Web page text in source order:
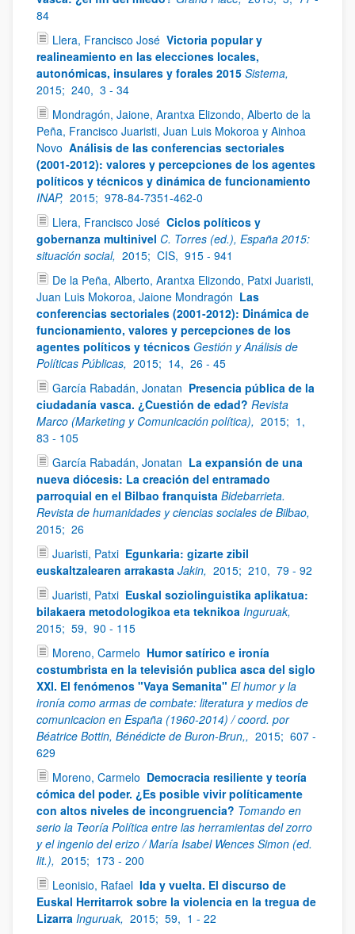
84
Llera, Francisco José Victoria popular y
realineamiento en las elecciones locales,
autonómicas, insulares y forales 2015 Sistema,
2015; 240, 3 - 34
Mondragón, Jaione, Arantxa Elizondo, Alberto de la
Peña, Francisco Juaristi, Juan Luis Mokoroa y Ainhoa
Novo Análisis de las conferencias sectoriales
(2001-2012): valores y percepciones de los agentes
políticos y técnicos y dinámica de funcionamiento
INAP, 2015; 978-84-7351-462-0
Llera, Francisco José Ciclos políticos y
gobernanza multinivel C. Torres (ed.), España 2015:
situación social, 2015; CIS, 915 - 941
De la Peña, Alberto, Arantxa Elizondo, Patxi Juaristi,
Juan Luis Mokoroa, Jaione Mondragón Las
conferencias sectoriales (2001-2012): Dinámica de
funcionamiento, valores y percepciones de los
agentes políticos y técnicos Gestión y Análisis de
Políticas Públicas, 2015; 14, 26 - 45
García Rabadán, Jonatan Presencia pública de la
ciudadanía vasca. ¿Cuestión de edad? Revista
Marco (Marketing y Comunicación política), 2015; 1,
83 - 105
García Rabadán, Jonatan La expansión de una
nueva diócesis: La creación del entramado
parroquial en el Bilbao franquista Bidebarrieta.
Revista de humanidades y ciencias sociales de Bilbao,
2015; 26
Juaristi, Patxi Egunkaria: gizarte zibil
euskaltzalearen arrakasta Jakin, 2015; 210, 79 - 92
Juaristi, Patxi Euskal soziolinguistika aplikatua:
bilakaera metodologikoa eta teknikoa Inguruak,
2015; 59, 90 - 115
Moreno, Carmelo Humor satírico e ironía
costumbrista en la televisión publica asca del siglo
XXI. El fenómenos "Vaya Semanita" El humor y la
ironía como armas de combate: literatura y medios de
comunicacion en España (1960-2014) / coord. por
Béatrice Bottin, Bénédicte de Buron-Brun,, 2015; 607 -
629
Moreno, Carmelo Democracia resiliente y teoría
cómica del poder. ¿Es posible vivir políticamente
con altos niveles de incongruencia? Tomando en
serio la Teoría Política entre las herramientas del zorro
y el ingenio del erizo / María Isabel Wences Simon (ed.
lit.), 2015; 173 - 200
Leonisio, Rafael Ida y vuelta. El discurso de
Euskal Herritarrok sobre la violencia en la tregua de
Lizarra Inguruak, 2015; 59, 1 - 22